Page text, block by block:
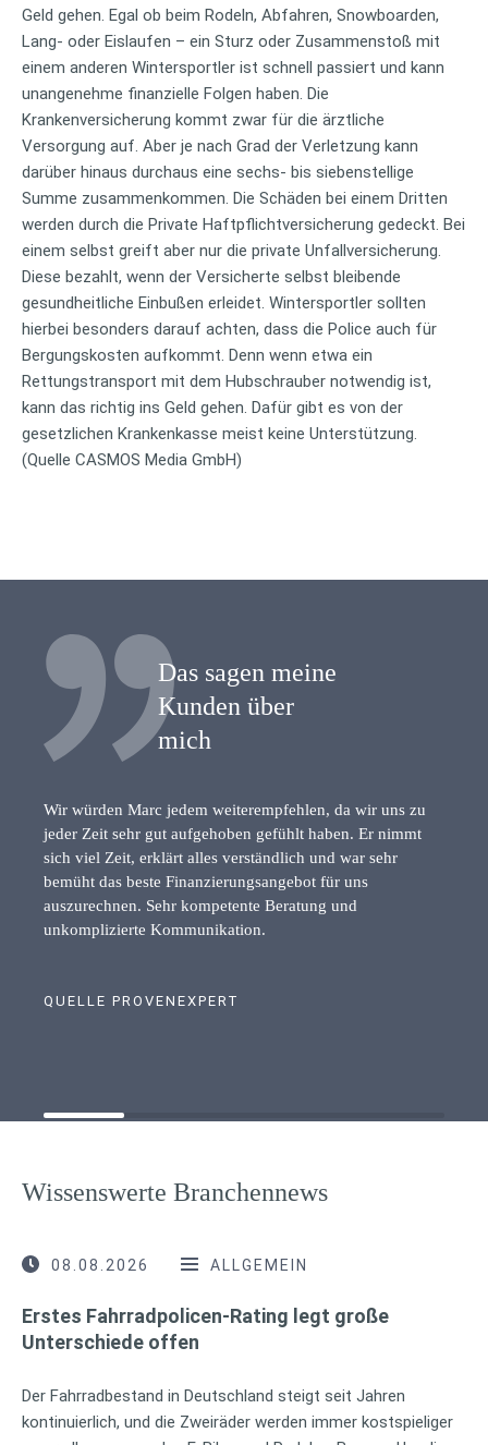
Geld gehen. Egal ob beim Rodeln, Abfahren, Snowboarden,
Lang- oder Eislaufen – ein Sturz oder Zusammenstoß mit
einem anderen Wintersportler ist schnell passiert und kann
unangenehme finanzielle Folgen haben. Die
Krankenversicherung kommt zwar für die ärztliche
Versorgung auf. Aber je nach Grad der Verletzung kann
darüber hinaus durchaus eine sechs- bis siebenstellige
Summe zusammenkommen. Die Schäden bei einem Dritten
werden durch die Private Haftpflichtversicherung gedeckt. Bei
einem selbst greift aber nur die private Unfallversicherung.
Diese bezahlt, wenn der Versicherte selbst bleibende
gesundheitliche Einbußen erleidet. Wintersportler sollten
hierbei besonders darauf achten, dass die Police auch für
Bergungskosten aufkommt. Denn wenn etwa ein
Rettungstransport mit dem Hubschrauber notwendig ist,
kann das richtig ins Geld gehen. Dafür gibt es von der
gesetzlichen Krankenkasse meist keine Unterstützung.
(Quelle CASMOS Media GmbH)
Das sagen meine
Kunden über
mich
Wir würden Marc jedem weiterempfehlen, da wir uns zu
jeder Zeit sehr gut aufgehoben gefühlt haben. Er nimmt
sich viel Zeit, erklärt alles verständlich und war sehr
bemüht das beste Finanzierungsangebot für uns
auszurechnen. Sehr kompetente Beratung und
unkomplizierte Kommunikation.
QUELLE PROVENEXPERT
Wissenswerte Branchennews
08.08.2026 ALLGEMEIN
Erstes Fahrradpolicen-Rating legt große
Unterschiede offen
Der Fahrradbestand in Deutschland steigt seit Jahren
kontinuierlich, und die Zweiräder werden immer kostspieliger